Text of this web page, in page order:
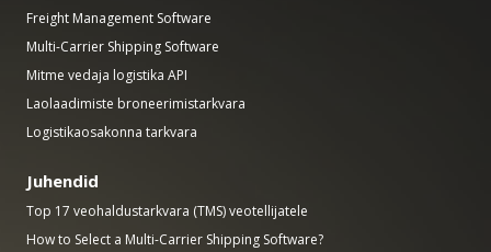
Freight Management Software
Multi-Carrier Shipping Software
Mitme vedaja logistika API
Laolaadimiste broneerimistarkvara
Logistikaosakonna tarkvara
Juhendid
Top 17 veohaldustarkvara (TMS) veotellijatele
How to Select a Multi-Carrier Shipping Software?